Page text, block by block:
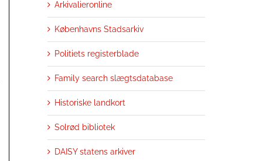
Arkivalieronline
Københavns Stadsarkiv
Politiets registerblade
Family search slægtsdatabase
Historiske landkort
Solrød bibliotek
DAISY statens arkiver